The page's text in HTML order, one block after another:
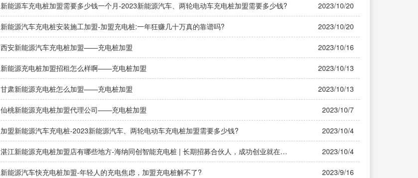
新能源车充电桩加盟需要多少钱一个月-2023新能源汽车、两轮电动车充电桩加盟需要多少钱? 2023/10/20
新能源汽车充电桩安装施工加盟-加盟充电桩:一年狂赚几十万真的靠谱吗? 2023/10/20
西安新能源汽车充电桩加盟——充电桩加盟 2023/10/16
新能源充电桩加盟招租怎么样啊——充电桩加盟 2023/10/13
甘肃新能源充电桩怎么加盟——充电桩加盟 2023/10/13
仙桃新能源充电桩加盟代理公司——充电桩加盟 2023/10/7
加盟新能源汽车充电桩-2023新能源汽车、两轮电动车充电桩加盟需要多少钱? 2023/10/4
湛江新能源充电桩加盟店有哪些地方-海纳同创智能充电桩 | 长期招募合伙人，成功创业就在眼
前
2023/10/4
新能源汽车快充电桩加盟-年轻人的充电焦虑，加盟充电桩解不了? 2023/9/16